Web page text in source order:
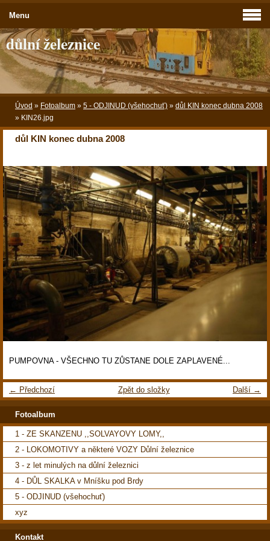
důlní železnice
Úvod » Fotoalbum » 5 - ODJINUD (všehochuť) » důl KIN konec dubna 2008
» KIN26.jpg
důl KIN konec dubna 2008
PUMPOVNA - VŠECHNO TU ZŮSTANE DOLE ZAPLAVENÉ...
← Předchozí Další →
Zpět do složky
Menu
Fotoalbum
1 - ZE SKANZENU ,,SOLVAYOVY LOMY,,
2 - LOKOMOTIVY a některé VOZY Důlní železnice
3 - z let minulých na důlní železnici
4 - DŮL SKALKA v Mníšku pod Brdy
5 - ODJINUD (všehochuť)
xyz
Kontakt